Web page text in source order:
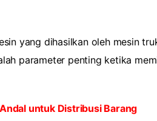
yang dihasilkan oleh mesin
parameter penting ketika
untuk Distribusi Barang